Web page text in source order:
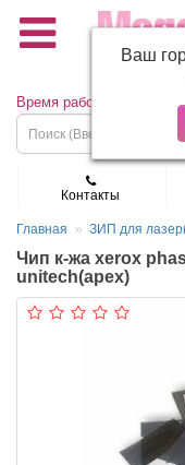
(495)
Время работы: Пн - Пт
Контакты
Главная ЗИП для
Чип к-жа xerox
unitech(apex)
Ваш